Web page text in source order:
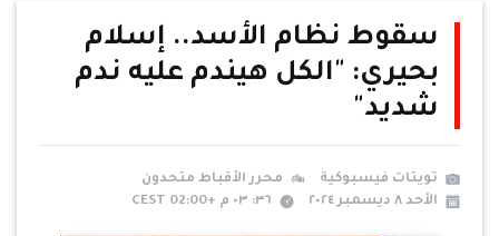
سقوط نظام الأسد.. إسلام
بحيري: "الكل هيندم عليه ندم
شديد"
تويتات فيسبوكية
محرر الأقباط متحدون
الأحد ٨ ديسمبر ٢٠٢٤
٣٦: ٠٣ م +02:00 CEST